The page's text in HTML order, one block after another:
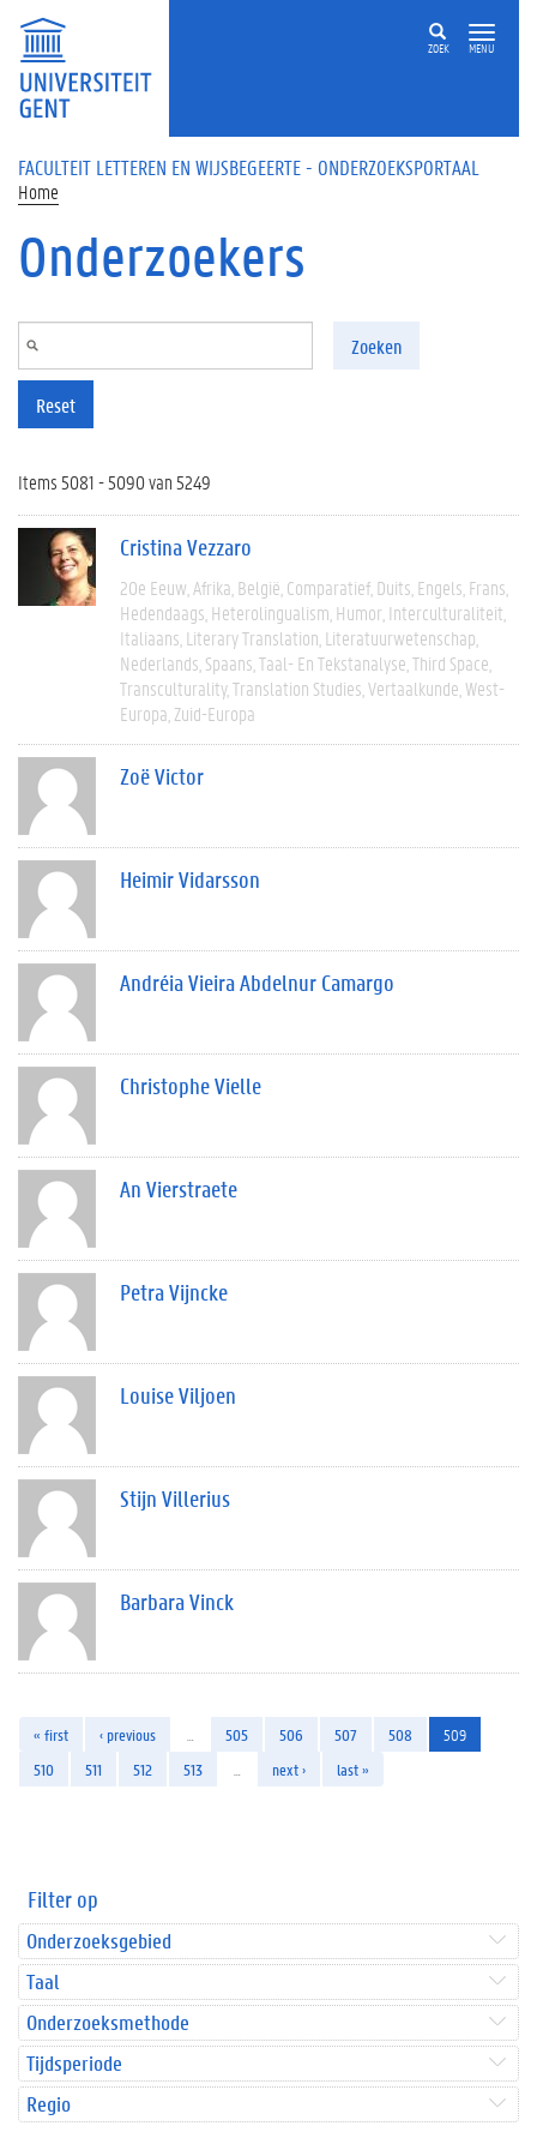
Overslaan en naar de inhoud gaan
ZOEK MENU
FACULTEIT LETTEREN EN WIJSBEGEERTE - ONDERZOEKSPORTAAL
Home
Onderzoekers
Zoeken
Reset
Items 5081 - 5090 van 5249
Cristina Vezzaro
20e Eeuw Afrika België Comparatief Duits Engels Frans
Hedendaags Heterolingualism Humor Interculturaliteit
Italiaans Literary Translation Literatuurwetenschap
Nederlands Spaans Taal- En Tekstanalyse Third Space
Transculturality Translation Studies Vertaalkunde West-
Europa Zuid-Europa
Zoë Victor
Heimir Vidarsson
Andréia Vieira Abdelnur Camargo
Christophe Vielle
An Vierstraete
Petra Vijncke
Louise Viljoen
Stijn Villerius
Barbara Vinck
« first ‹ previous 505 506 507 508
509
510
511 512 513 next › last »
Filter op
Onderzoeksgebied
Taal
Onderzoeksmethode
Tijdsperiode
Regio